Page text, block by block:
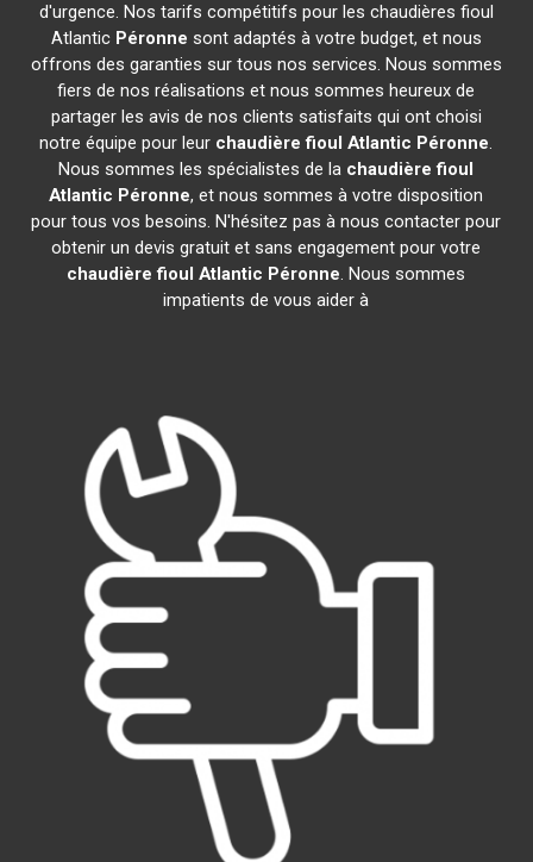
d'urgence. Nos tarifs compétitifs pour les chaudières fioul
Atlantic Péronne sont adaptés à votre budget, et nous
offrons des garanties sur tous nos services. Nous sommes
fiers de nos réalisations et nous sommes heureux de
partager les avis de nos clients satisfaits qui ont choisi
notre équipe pour leur chaudière fioul Atlantic Péronne.
Nous sommes les spécialistes de la chaudière fioul
Atlantic Péronne, et nous sommes à votre disposition
pour tous vos besoins. N'hésitez pas à nous contacter pour
obtenir un devis gratuit et sans engagement pour votre
chaudière fioul Atlantic Péronne. Nous sommes
impatients de vous aider à